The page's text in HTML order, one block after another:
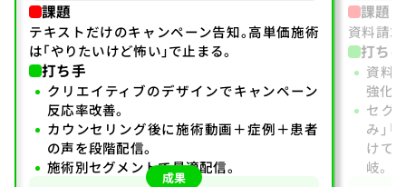
課題
テキストだけのキャンペーン告知。高単価施術
は「やりたいけど怖い」で止まる。
打ち手
クリエイティブのデザインでキャンペーン
反応率改善。
カウンセリング後に施術動画＋症例＋患者
の声を段階配信。
施術別セグメントで最適配信。
成果
課題
資料請
打ち手
資料
強化。
セグ
み」
けて
岐。